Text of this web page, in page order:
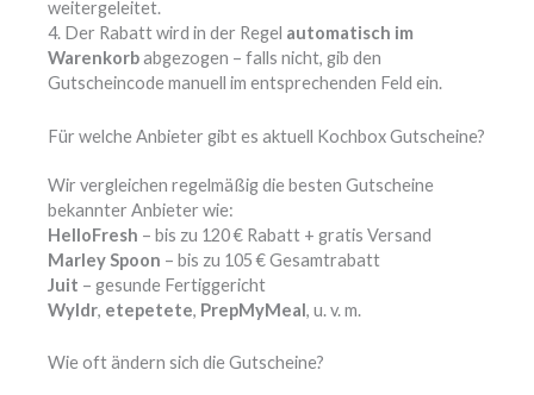
weitergeleitet.
4. Der Rabatt wird in der Regel automatisch im
Warenkorbabgezogen – falls nicht, gib den
Gutscheincode manuell im entsprechenden Feld ein.
Für welche Anbieter gibt es aktuell Kochbox Gutscheine?
Wir vergleichen regelmäßig die besten Gutscheine
bekannter Anbieter wie:
HelloFresh – bis zu 120 € Rabatt + gratis Versand
Marley Spoon – bis zu 105 € Gesamtrabatt
Juit – gesunde Fertiggericht
Wyldr, etepetete, PrepMyMeal, u. v. m.
Wie oft ändern sich die Gutscheine?